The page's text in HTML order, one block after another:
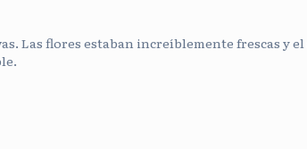
Las flores estaban increíblemente frescas y